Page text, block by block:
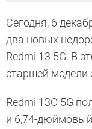
Сегодня, 6
два новых
Redmi 13 5G. В
старшей модели
Redmi 13C 5G
и 6,74-дюймовый